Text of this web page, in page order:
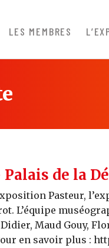
LES MEMBRES
de la
Pasteur,
L’équipe
Maud Gouy,
en savoir plus :